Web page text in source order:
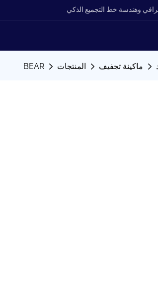
وهندسة خط التجميع الذكي
BEAR المنتجات ماكينة تجفيف